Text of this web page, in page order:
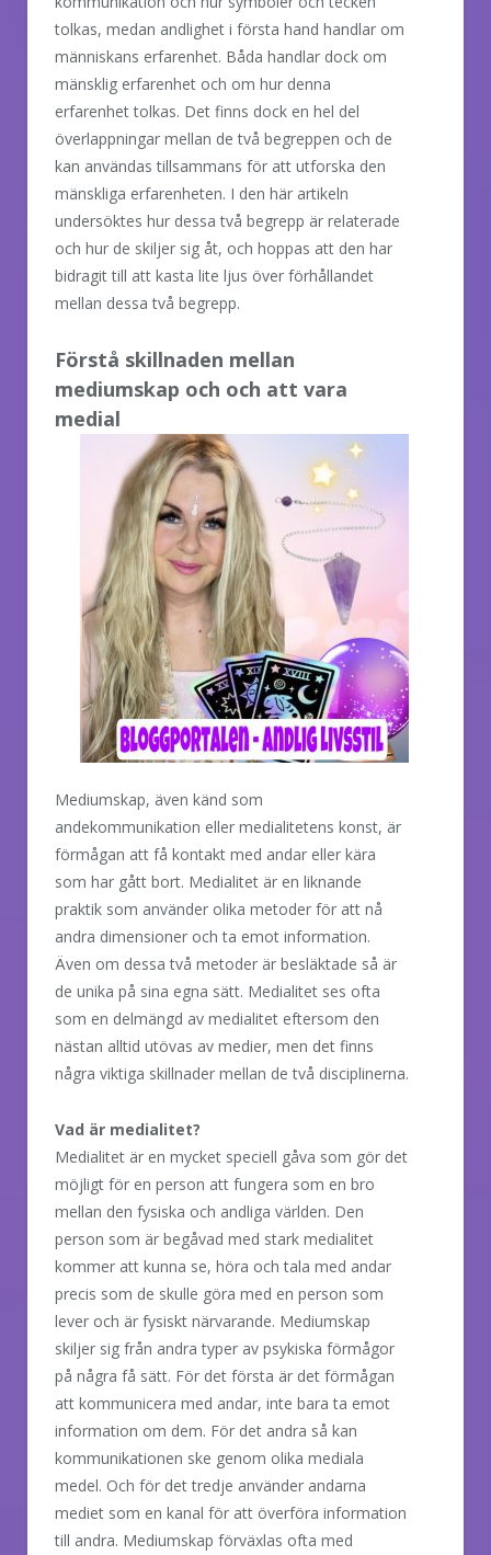
tolkas, medan andlighet i första hand handlar om
människans erfarenhet. Båda handlar dock om
mänsklig erfarenhet och om hur denna
erfarenhet tolkas. Det finns dock en hel del
överlappningar mellan de två begreppen och de
kan användas tillsammans för att utforska den
mänskliga erfarenheten. I den här artikeln
undersöktes hur dessa två begrepp är relaterade
och hur de skiljer sig åt, och hoppas att den har
bidragit till att kasta lite ljus över förhållandet
mellan dessa två begrepp.
Förstå skillnaden mellan
mediumskap och och att vara
medial
Mediumskap, även känd som
andekommunikation eller medialitetens konst, är
förmågan att få kontakt med andar eller kära
som har gått bort. Medialitet är en liknande
praktik som använder olika metoder för att nå
andra dimensioner och ta emot information.
Även om dessa två metoder är besläktade så är
de unika på sina egna sätt. Medialitet ses ofta
som en delmängd av medialitet eftersom den
nästan alltid utövas av medier, men det finns
några viktiga skillnader mellan de två disciplinerna.
Vad är medialitet?
Medialitet är en mycket speciell gåva som gör det
möjligt för en person att fungera som en bro
mellan den fysiska och andliga världen. Den
person som är begåvad med stark medialitet
kommer att kunna se, höra och tala med andar
precis som de skulle göra med en person som
lever och är fysiskt närvarande. Mediumskap
skiljer sig från andra typer av psykiska förmågor
på några få sätt. För det första är det förmågan
att kommunicera med andar, inte bara ta emot
information om dem. För det andra så kan
kommunikationen ske genom olika mediala
medel. Och för det tredje använder andarna
mediet som en kanal för att överföra information
till andra. Mediumskap förväxlas ofta med